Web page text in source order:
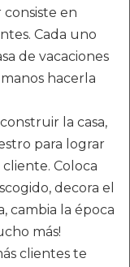
en
Cada uno
de vacaciones
hacerla
la casa,
para lograr
Coloca
decora el
cambia la época
más!
clientes te